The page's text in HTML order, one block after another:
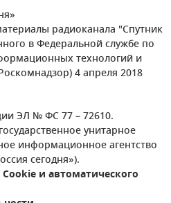
радиоканала "Спутник
в Федеральной службе по
технологий и
4 апреля 2018
ЭЛ № ФС 77 – 72610.
унитарное
информационное агентство
сегодня»).
и автоматического